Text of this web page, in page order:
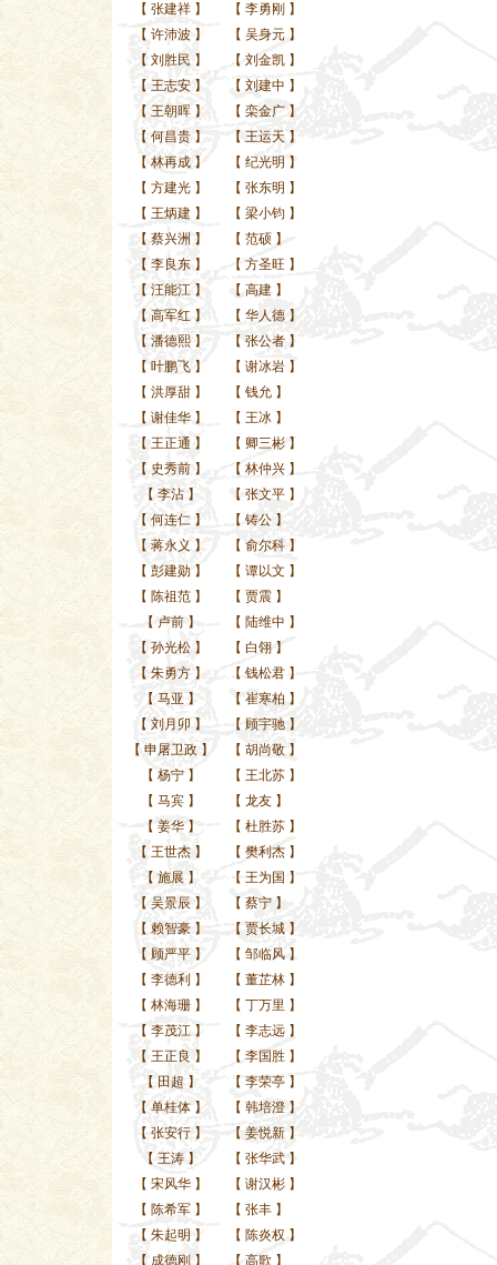
【 张建祥】 【 李勇刚 】
【 许沛波】 【 吴身元 】
【 刘胜民 】 【 刘金凯 】
【 王志安】 【 刘建中 】
【 王朝晖】 【 栾金广 】
【 何昌贵】 【 王运天 】
【 林再成】 【 纪光明 】
【 方建光】 【 张东明 】
【 王炳建】 【 梁小钧 】
【 蔡兴洲 】 【 范硕 】
【 李良东】 【 方圣旺 】
【 汪能江】 【 高建 】
【 高军红 】 【 华人德 】
【 潘德熙】 【 张公者 】
【 叶鹏飞】 【 谢冰岩 】
【 洪厚甜】 【 钱允 】
【 谢佳华】 【 王冰 】
【 王正通 】 【 卿三彬 】
【 史秀前】 【 林仲兴 】
【 李沾】 【 张文平 】
【 何连仁】 【 铸公 】
【 蒋永义 】 【 俞尔科 】
【 彭建勋】 【 谭以文 】
【 陈祖范】 【 贾震 】
【 卢前】 【 陆维中 】
【 孙光松】 【 白翎 】
【 朱勇方】 【 钱松君 】
【 马亚 】 【 崔寒柏 】
【 刘月卯 】 【 顾宇驰 】
【 申屠卫政】 【 胡尚敬 】
【 杨宁】 【 王北苏 】
【 马宾】 【 龙友 】
【 姜华】 【 杜胜苏 】
【 王世杰】 【 樊利杰 】
【 施展 】 【 王为国 】
【 吴景辰 】 【 蔡宁 】
【 赖智豪】 【 贾长城 】
【 顾严平】 【 邹临风 】
【 李德利 】 【 董芷林 】
【 林海珊】 【 丁万里 】
【 李茂江】 【 李志远 】
【 王正良 】 【 李国胜 】
【 田超 】 【 李荣亭 】
【 单桂体】 【 韩培澄 】
【 张安行】 【 姜悦新 】
【 王涛】 【 张华武 】
【 宋风华】 【 谢汉彬 】
【 陈希军】 【 张丰 】
【 朱起明 】 【 陈炎权 】
【 成德刚 】 【 高歌 】